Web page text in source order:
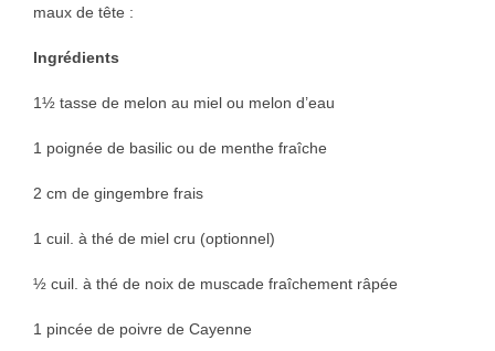
maux de tête :
Ingrédients
1½ tasse de melon au miel ou melon d’eau
1 poignée de basilic ou de menthe fraîche
2 cm de gingembre frais
1 cuil. à thé de miel cru (optionnel)
½ cuil. à thé de noix de muscade fraîchement râpée
1 pincée de poivre de Cayenne